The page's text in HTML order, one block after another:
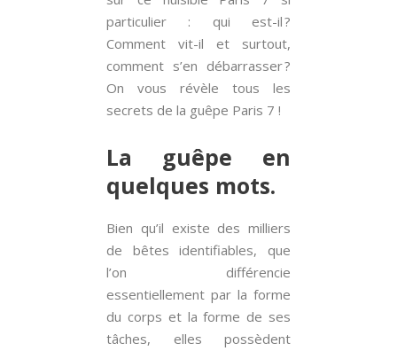
particulier : qui est-il ?
Comment vit-il et surtout,
comment s’en débarrasser ?
On vous révèle tous les
secrets de la guêpe Paris 7 !
La guêpe en
quelques mots.
Bien qu’il existe des milliers
de bêtes identifiables, que
l’on différencie
essentiellement par la forme
du corps et la forme de ses
tâches, elles possèdent